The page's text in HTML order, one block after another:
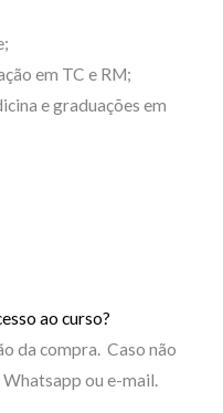
em TC e RM;
e graduações em
ao curso?
da compra. Caso não
Whatsapp ou e-mail.